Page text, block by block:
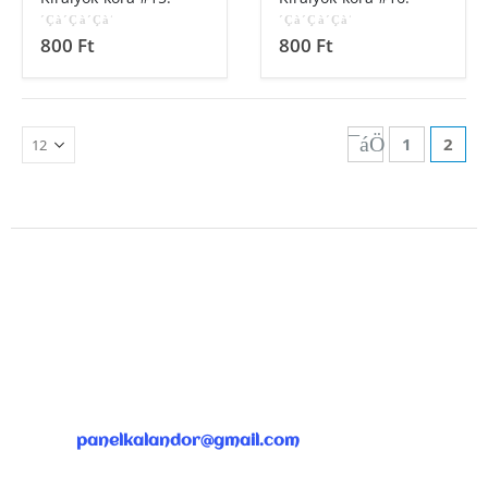
0out of 5
800 Ft 0out of 5
800 Ft
1 2
panelkalandor@gmail.com